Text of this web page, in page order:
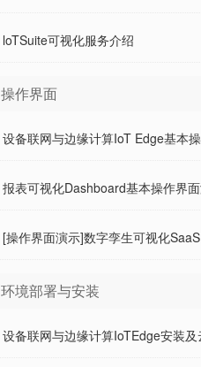
loTSuite可视化服务介绍
操作界面
设备联网与边缘计算IoT Edge基本
报表可视化Dashboard基本操作界
[操作界面演示]数字孪生可视化
环境部署与安装
设备联网与边缘计算IoTEdge安装